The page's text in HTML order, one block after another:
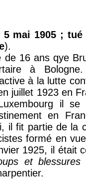
5 mai 1905 ;
).
de 16 ans qye
à
à la lutte
juillet 1923 en
il
en
il fit partie de la
formé en
1925, il était
et blessures